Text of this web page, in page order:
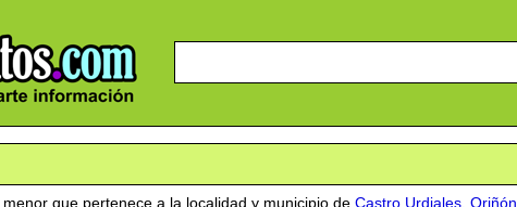
que pertenece a la localidad y municipio de Castro Urdiales Oriñón